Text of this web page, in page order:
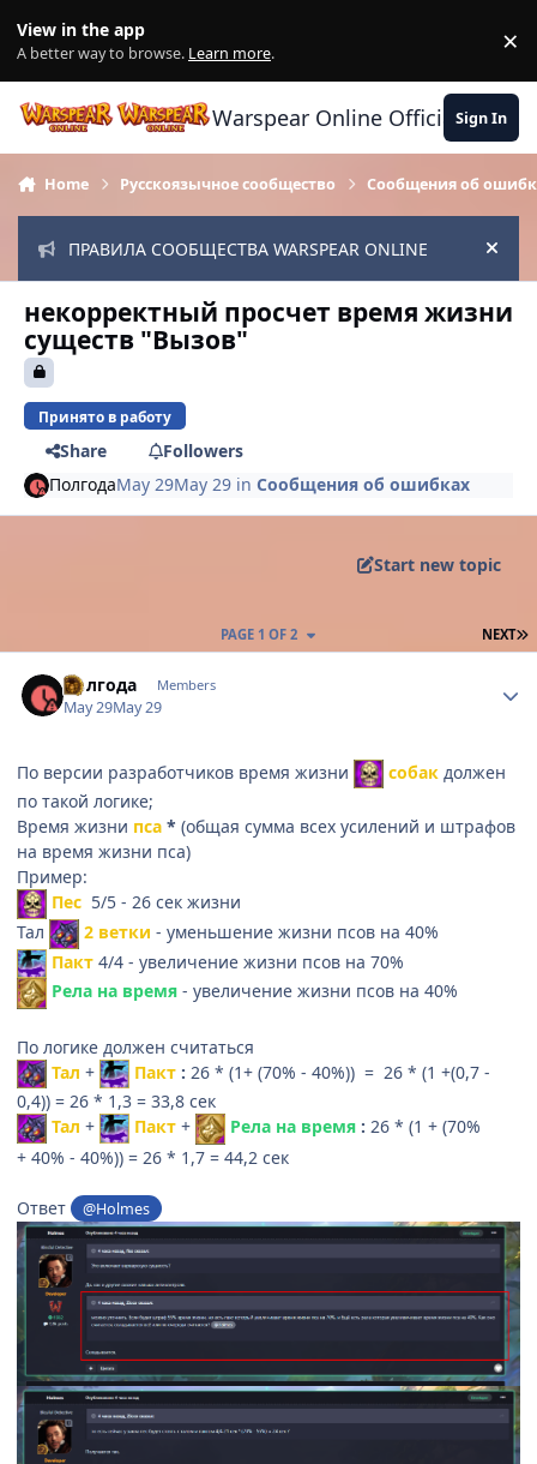
View in the app
A better way to browse. Learn more. ×
Warspear Online Official Forum
Sign In
Home Русскоязычное сообщество Сообщения об
ПРАВИЛА СООБЩЕСТВА WARSPEAR ONLINE Hide
некорректный просчет время жизни
существ "Вызов"
Принято в работу
Share
Followers
ПолгодаMay 29May 29 in Сообщения об ошибках
Start new topic
NEXT
PAGE 1 OF 2
Полгода Members
May 29May 29
По версии разработчиков время жизни собак должен
по такой логике;
Время жизни пса * (общая сумма всех усилений и штрафов
на время жизни пса)
Пример:
Пес 5/5 - 26 сек жизни
Тал
2 ветки - уменьшение жизни псов на 40%
Пакт 4/4 - увеличение жизни псов на 70%
Рела на время - увеличение жизни псов на 40%
По логике должен считаться
Тал + Пакт : 26 * (1+ (70% - 40%)) = 26 * (1 +(0,7 -
0,4)) = 26 * 1,3 = 33,8 сек
Тал + Пакт + Рела на время : 26 * (1 + (70%
+ 40% - 40%)) = 26 * 1,7 = 44,2 сек
Ответ @Holmes